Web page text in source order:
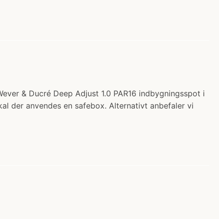
& Ducré Deep Adjust 1.0 PAR16 indbygningsspot i
der anvendes en safebox. Alternativt anbefaler vi